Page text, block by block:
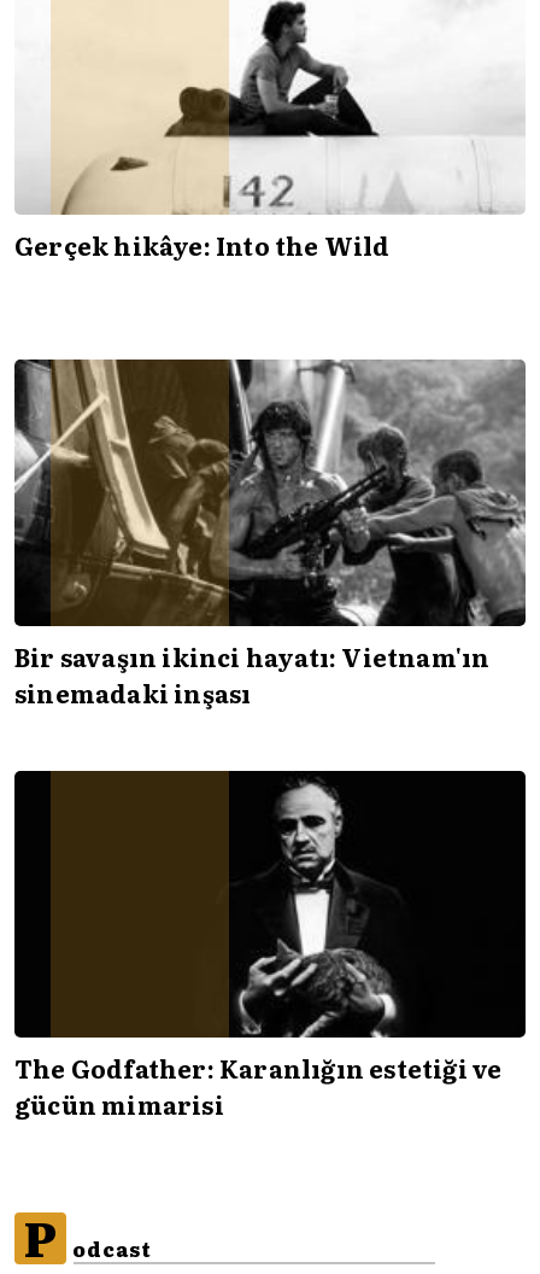
Gerçek hikâye: Into the Wild
Bir savaşın ikinci hayatı: Vietnam'ın
sinemadaki inşası
The Godfather: Karanlığın estetiği ve
gücün mimarisi
P odcast